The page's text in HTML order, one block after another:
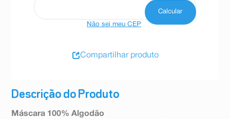
Descrição do Produto
Máscara 100% Algodão
Não sei meu CEP
Compartilhar produto